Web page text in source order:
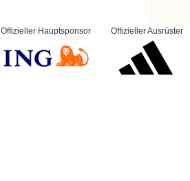
Offizieller Ausrüster
Offizieller Hauptsponsor